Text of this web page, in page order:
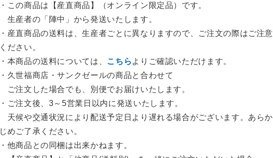
・この商品は【産直商品】（オンライン限定品）です。
生産者の「陣中」から発送いたします。
・産直商品の送料は、生産者ごとに異なりますので、ご注文の際はご注意
ください。
・本商品の送料については、 こちら よりご確認いただけます。
・久世福商店・サンクゼールの商品と合わせて
ご注文した場合でも、別便でお届けいたします。
・ご注文後、3～5営業日以内に発送いたします。
天候や交通状況により配送予定日より遅れる場合がございます。あらか
じめご了承ください。
・他商品との同梱は出来かねます。